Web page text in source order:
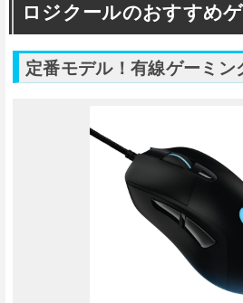
ロジクールのおすすめ
定番モデル！有線ゲーミン